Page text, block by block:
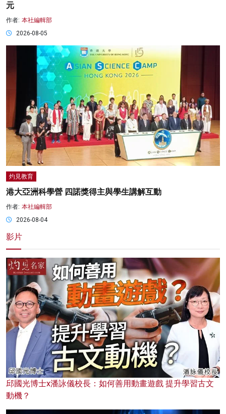
元
作者: 本社編輯部
2026-08-05
灼見教育
港大亞洲科學營 四諾獎得主與學生講解互動
作者: 本社編輯部
2026-08-04
影片
邱國光博士x潘詠儀校長：如何善用動畫遊戲 提升學習古文
動機？